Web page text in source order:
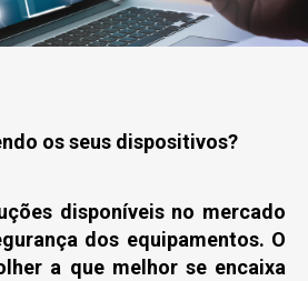
os seus dispositivos?
disponíveis no mercado
dos equipamentos. O
a que melhor se encaixa